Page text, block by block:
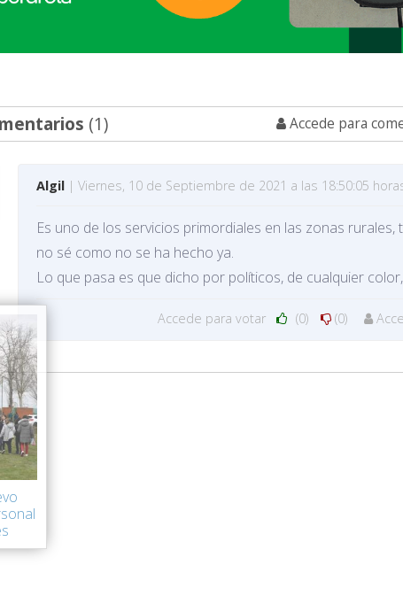
(1) Accede para
Algil | Viernes, 10 de Septiembre de 2021 a las 18:50:05
Es uno de los servicios primordiales en las zonas rurales,
no sé como no se ha hecho ya.
Lo que pasa es que dicho por políticos, de cualquier
Accede para votar (0) (0)